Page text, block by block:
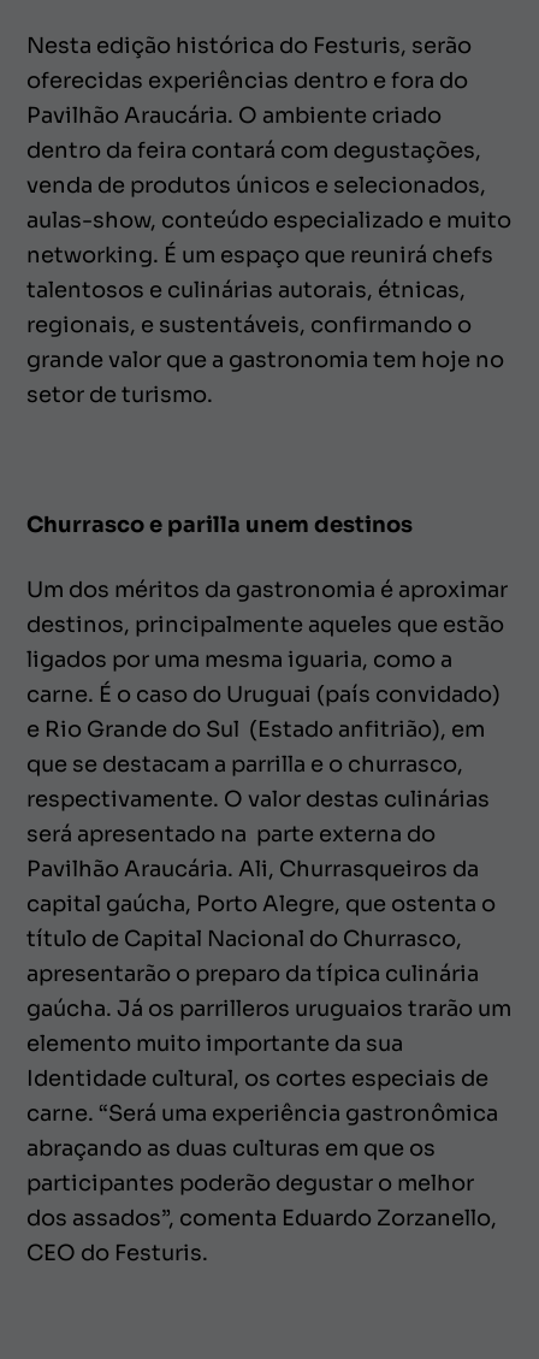
Nesta edição histórica do Festuris, serão
oferecidas experiências dentro e fora do
Pavilhão Araucária. O ambiente criado
dentro da feira contará com degustações,
venda de produtos únicos e selecionados,
aulas-show, conteúdo especializado e muito
networking. É um espaço que reunirá chefs
talentosos e culinárias autorais, étnicas,
regionais, e sustentáveis, confirmando o
grande valor que a gastronomia tem hoje no
setor de turismo.
Churrasco e parilla unem destinos
Um dos méritos da gastronomia é aproximar
destinos, principalmente aqueles que estão
ligados por uma mesma iguaria, como a
carne. É o caso do Uruguai (país convidado)
e Rio Grande do Sul (Estado anfitrião), em
que se destacam a parrilla e o churrasco,
respectivamente. O valor destas culinárias
será apresentado na parte externa do
Pavilhão Araucária. Ali, Churrasqueiros da
capital gaúcha, Porto Alegre, que ostenta o
título de Capital Nacional do Churrasco,
apresentarão o preparo da típica culinária
gaúcha. Já os parrilleros uruguaios trarão um
elemento muito importante da sua
Identidade cultural, os cortes especiais de
carne. “Será uma experiência gastronômica
abraçando as duas culturas em que os
participantes poderão degustar o melhor
dos assados”, comenta Eduardo Zorzanello,
CEO do Festuris.